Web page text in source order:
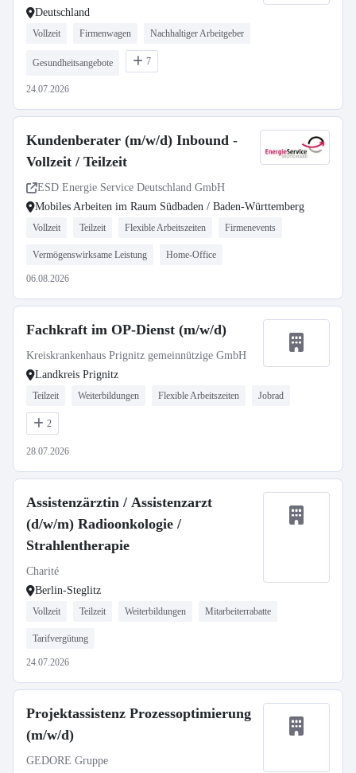
Deutschland
Vollzeit Firmenwagen Nachhaltiger Arbeitgeber
Gesundheitsangebote 7
24.07.2026
Kundenberater (m/w/d) Inbound -
Vollzeit / Teilzeit
ESD Energie Service Deutschland GmbH
Mobiles Arbeiten im Raum Südbaden / Baden-Württemberg
Vollzeit Teilzeit Flexible Arbeitszeiten Firmenevents
Vermögenswirksame Leistung Home-Office
06.08.2026
Fachkraft im OP-Dienst (m/w/d)
Kreiskrankenhaus Prignitz gemeinnützige GmbH
Landkreis Prignitz
Teilzeit Weiterbildungen Flexible Arbeitszeiten Jobrad
2
28.07.2026
Assistenzärztin / Assistenzarzt
(d/w/m) Radioonkologie /
Strahlentherapie
Charité
Berlin-Steglitz
Vollzeit Teilzeit Weiterbildungen Mitarbeiterrabatte
Tarifvergütung
24.07.2026
Projektassistenz Prozessoptimierung
(m/w/d)
GEDORE Gruppe